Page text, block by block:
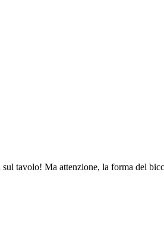
tavolo! Ma attenzione, la forma del